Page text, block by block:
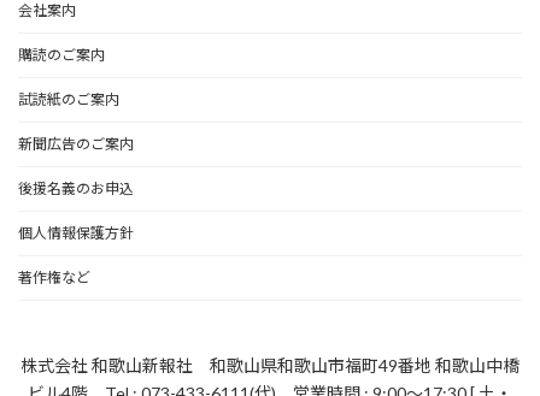
会社案内
購読のご案内
試読紙のご案内
新聞広告のご案内
後援名義のお申込
個人情報保護方針
著作権など
株式会社 和歌山新報社 和歌山県和歌山市福町49番地 和歌山中橋